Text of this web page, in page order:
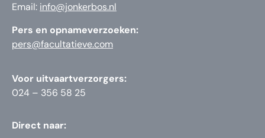
Email: info@jonkerbos.nl
Pers en opnameverzoeken:
pers@facultatieve.com
Voor uitvaartverzorgers:
024 – 356 58 25
Direct naar: